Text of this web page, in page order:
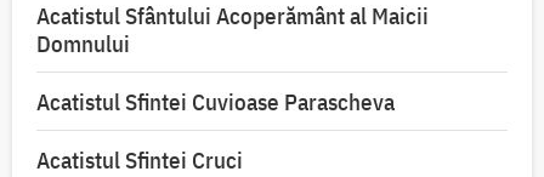
Acatistul Sfântului Acoperământ al Maicii
Domnului
Acatistul Sfintei Cuvioase Parascheva
Acatistul Sfintei Cruci